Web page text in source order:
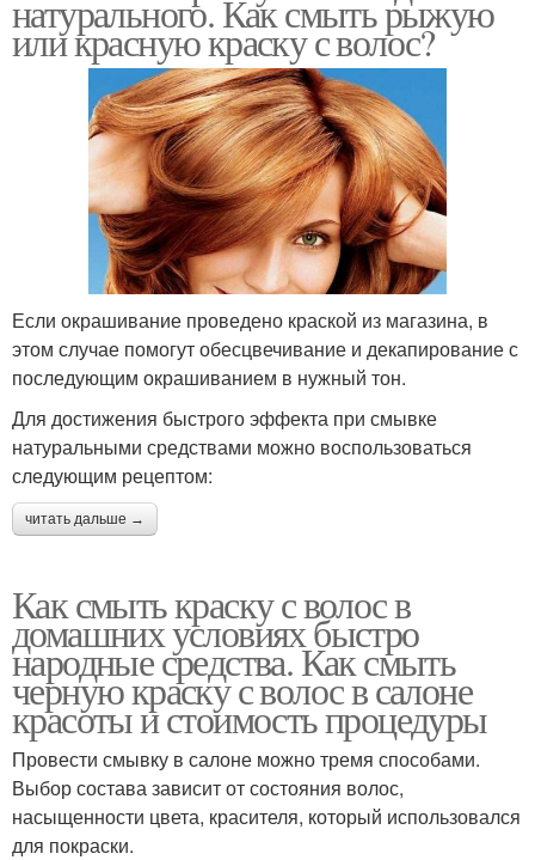
натурального. Как смыть рыжую
или красную краску с волос?
Если окрашивание проведено краской из магазина, в
этом случае помогут обесцвечивание и декапирование с
последующим окрашиванием в нужный тон.
Для достижения быстрого эффекта при смывке
натуральными средствами можно воспользоваться
следующим рецептом:
читать дальше →
Как смыть краску с волос в
домашних условиях быстро
народные средства. Как смыть
черную краску с волос в салоне
красоты и стоимость процедуры
Провести смывку в салоне можно тремя способами.
Выбор состава зависит от состояния волос,
насыщенности цвета, красителя, который использовался
для покраски.